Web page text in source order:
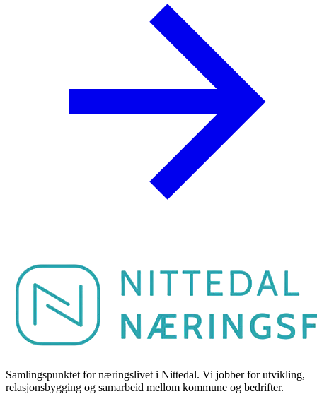
Samlingspunktet for næringslivet i Nittedal. Vi jobber for utvikling,
relasjonsbygging og samarbeid mellom kommune og bedrifter.